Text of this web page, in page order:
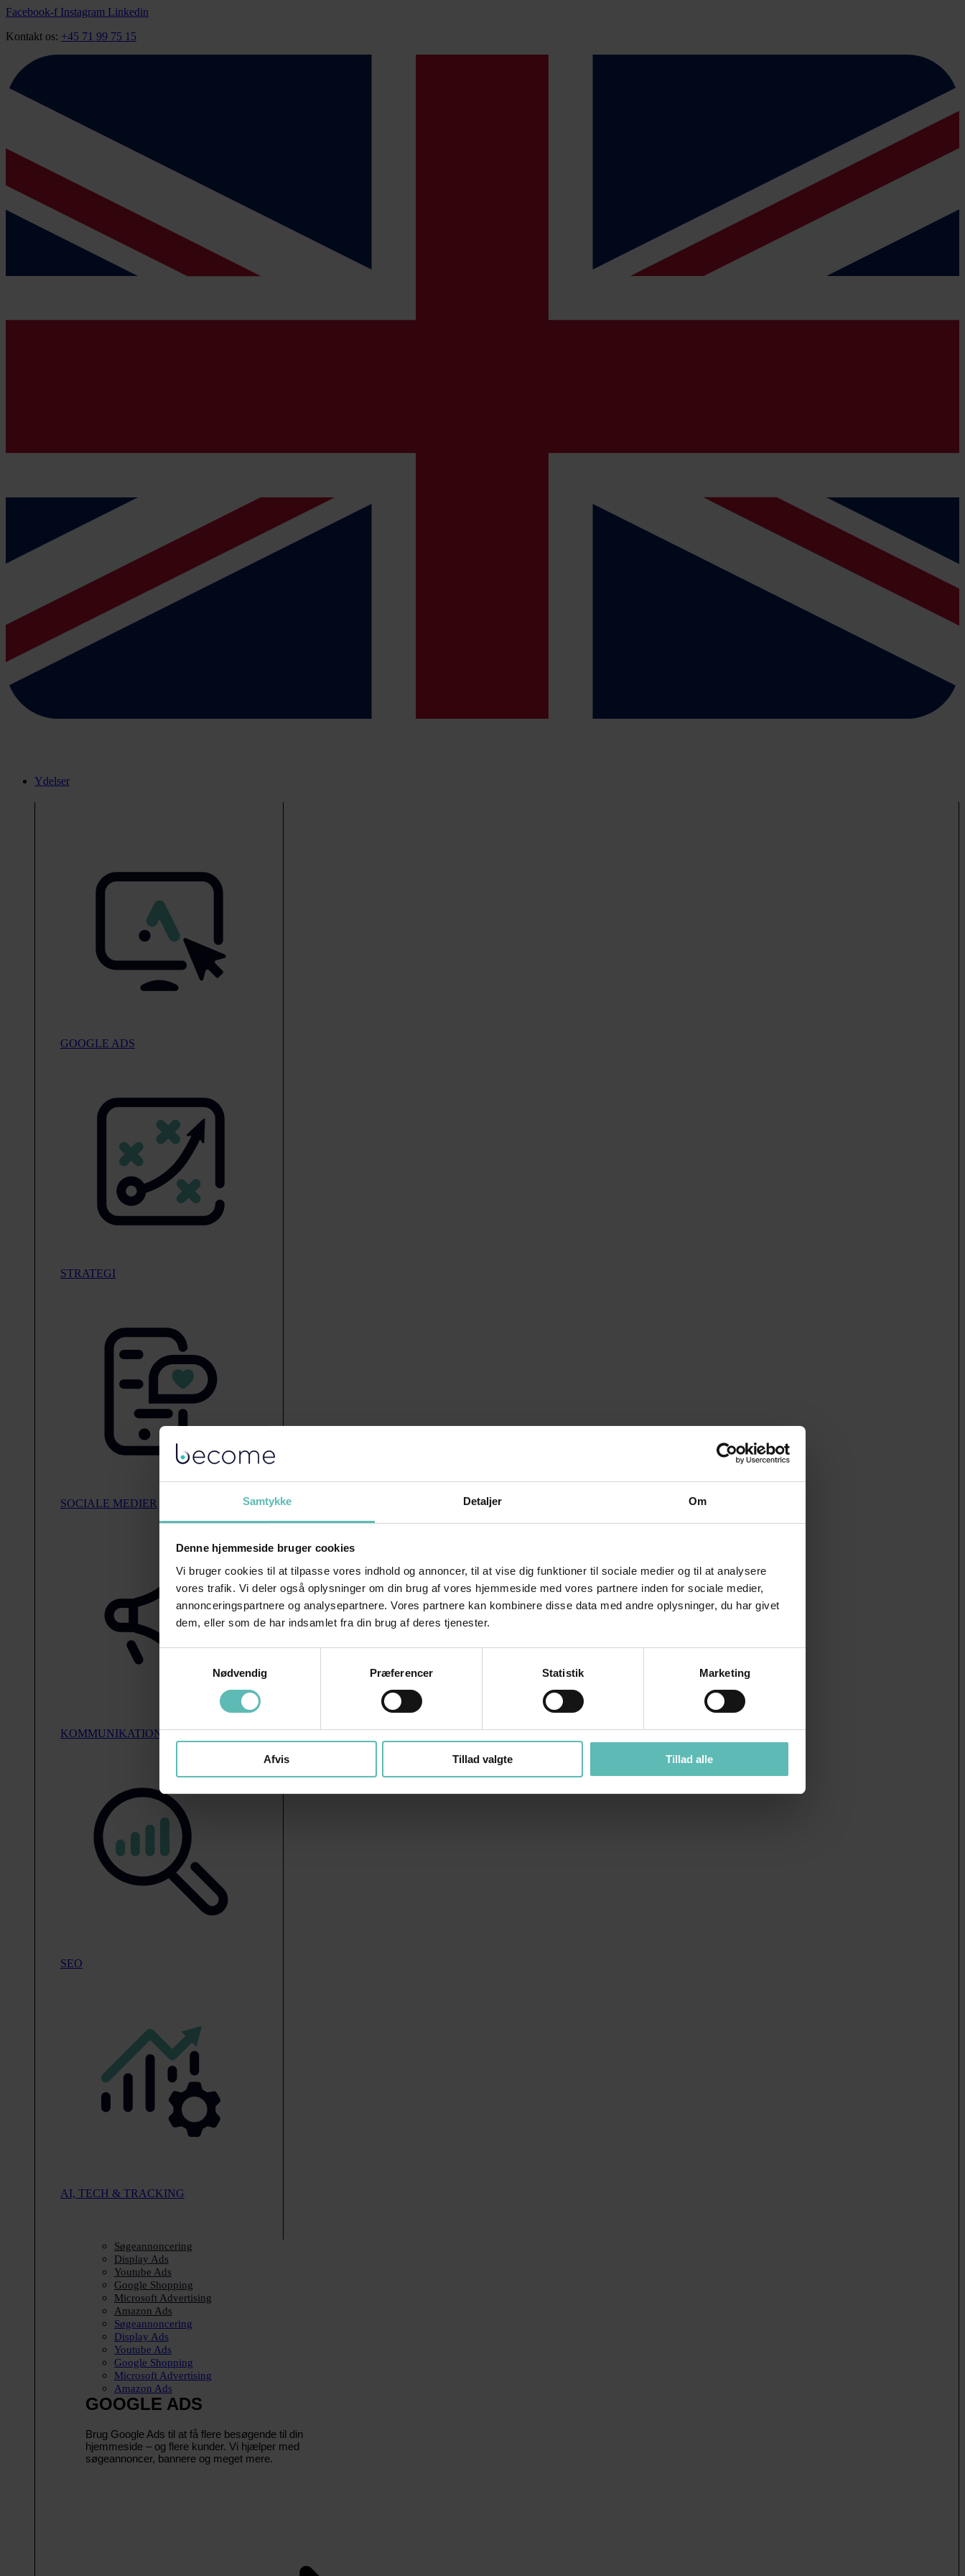
Samtykke Detaljer Om
Denne hjemmeside bruger cookies
Vi bruger cookies til at tilpasse vores indhold og annoncer, til at vise dig funktioner til sociale medier og til at analysere
vores trafik. Vi deler også oplysninger om din brug af vores hjemmeside med vores partnere inden for sociale medier,
annonceringspartnere og analysepartnere. Vores partnere kan kombinere disse data med andre oplysninger, du har givet
dem, eller som de har indsamlet fra din brug af deres tjenester.
Nødvendig
Præferencer Statistik Marketing
Afvis Tillad valgte Tillad alle
Videre
indhold
Facebook-f Instagram Linkedin
Kontakt os: +45 71 99 75 15
Ydelser
GOOGLE ADS
STRATEGI
SOCIALE MEDIER
KOMMUNIKATION
SEO
AI, TECH & TRACKING
Søgeannoncering
Display Ads
Youtube Ads
Google Shopping
Microsoft Advertising
Amazon Ads
Søgeannoncering
Display Ads
Youtube Ads
Google Shopping
Microsoft Advertising
Amazon Ads
GOOGLE ADS
Brug Google Ads til at få flere besøgende til din
hjemmeside – og flere kunder. Vi hjælper med
søgeannoncer, bannere og meget mere.